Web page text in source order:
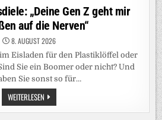
in
„Deine Gen Z geht mir
auf die Nerven“
8. AUGUST 2026
Eisladen für den Plastiklöffel oder
Sie ein Boomer oder nicht? Und
Sie sonst so für…
WEITERLESEN DRAMA
IN
DER